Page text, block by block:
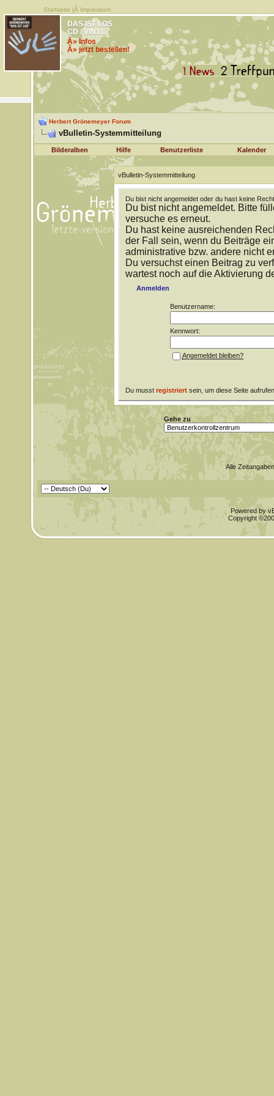
Startseite |Â Impressum
DAS IST LOS
CD / VINYL
Â» Infos
Â» jetzt bestellen!
Herbert Grönemeyer Forum
vBulletin-Systemmitteilung
Bilderalben Hilfe Benutzerliste Kalender
vBulletin-Systemmitteilung
Du bist nicht angemeldet oder du hast keine
Du bist nicht angemeldet. Bitte
versuche es erneut.
Du hast keine ausreichenden
der Fall sein, wenn du Beiträge
administrative bzw. andere nicht
Du versuchst einen Beitrag zu
wartest noch auf die Aktivierung
Anmelden
Benutzername:
Kennwort:
Angemeldet bleiben?
Du musst registriertsein, um diese Seite
Gehe zu
Alle
Powered by
Copyright